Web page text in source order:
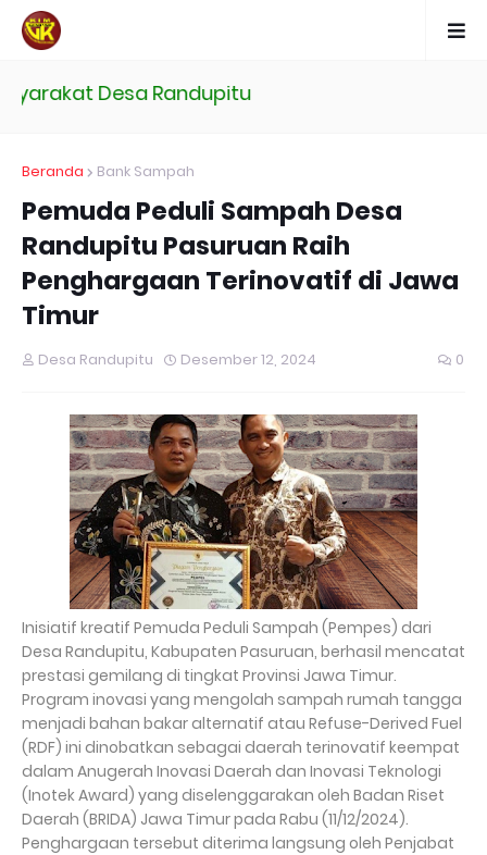
Desa Randupitu
Beranda Bank Sampah
Pemuda Peduli Sampah Desa
Randupitu Pasuruan Raih
Penghargaan Terinovatif di Jawa
Timur
Desa Randupitu Desember 12, 2024 0
Inisiatif kreatif Pemuda Peduli Sampah (Pempes) dari
Desa Randupitu, Kabupaten Pasuruan, berhasil mencatat
prestasi gemilang di tingkat Provinsi Jawa Timur.
Program inovasi yang mengolah sampah rumah tangga
menjadi bahan bakar alternatif atau Refuse-Derived Fuel
(RDF) ini dinobatkan sebagai daerah terinovatif keempat
dalam Anugerah Inovasi Daerah dan Inovasi Teknologi
(Inotek Award) yang diselenggarakan oleh Badan Riset
Daerah (BRIDA) Jawa Timur pada Rabu (11/12/2024).
Penghargaan tersebut diterima langsung oleh Penjabat